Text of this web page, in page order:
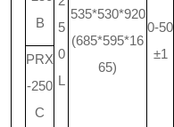
5
0
L
535*530*920
(685*595*16
65)
0-50
±1
B
PRX
-250
C